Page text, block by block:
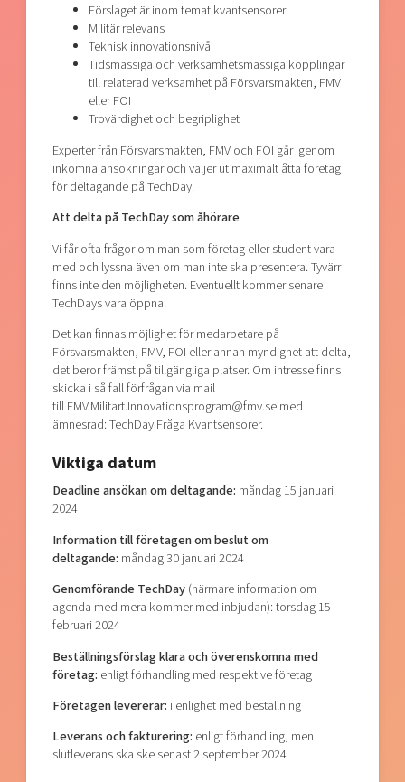
Förslaget är inom temat kvantsensorer
Militär relevans
Teknisk innovationsnivå
Tidsmässiga och verksamhetsmässiga kopplingar
till relaterad verksamhet på Försvarsmakten, FMV
eller FOI
Trovärdighet och begriplighet
Experter från Försvarsmakten, FMV och FOI går igenom
inkomna ansökningar och väljer ut maximalt åtta företag
för deltagande på TechDay.
Att delta på TechDay som åhörare
Vi får ofta frågor om man som företag eller student vara
med och lyssna även om man inte ska presentera. Tyvärr
finns inte den möjligheten. Eventuellt kommer senare
TechDays vara öppna.
Det kan finnas möjlighet för medarbetare på
Försvarsmakten, FMV, FOI eller annan myndighet att delta,
det beror främst på tillgängliga platser. Om intresse finns
skicka i så fall förfrågan via mail
till FMV.Militart.Innovationsprogram@fmv.se med
ämnesrad: TechDay Fråga Kvantsensorer.
Viktiga datum
Deadline ansökan om deltagande: måndag 15 januari
2024
Information till företagen om beslut om
deltagande: måndag 30 januari 2024
Genomförande TechDay(närmare information om
agenda med mera kommer med inbjudan): torsdag 15
februari 2024
Beställningsförslag klara och överenskomna med
företag: enligt förhandling med respektive företag
Företagen levererar: i enlighet med beställning
Leverans och fakturering: enligt förhandling, men
slutleverans ska ske senast 2 september 2024